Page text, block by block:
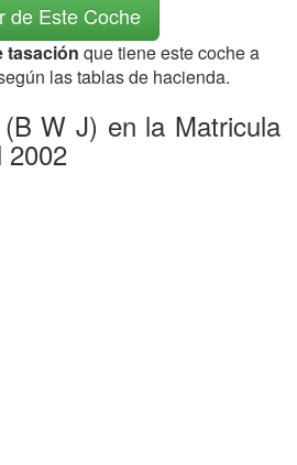
de Este Coche
tasación que tiene este coche a
las tablas de hacienda.
W J) en la Matricula
2002